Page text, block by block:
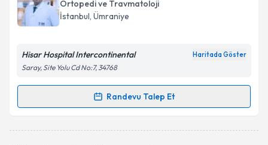
Ortopedi ve Travmatoloji
İstanbul, Ümraniye
Hisar Hospital Intercontinental Haritada Göster
Saray, Site Yolu Cd No:7, 34768
Randevu Talep Et
Randevu Takvimi Talebi